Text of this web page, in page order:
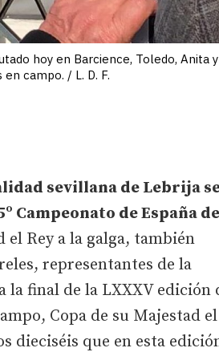
hoy en Barcience, Toledo, Anita
campo. / L. D. F.
sevillana de Lebrija
Campeonato de España de
el Rey a la galga, también
representantes de la
la final de la LXXXV edición
Copa de su Majestad el
dieciséis que en esta